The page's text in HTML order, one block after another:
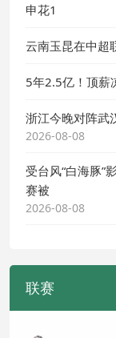
申花1
云南玉昆在中超
5年2.5亿！顶薪
浙江今晚对阵武
2026-08-08
受台风“白海豚”
赛被
2026-08-08
联赛